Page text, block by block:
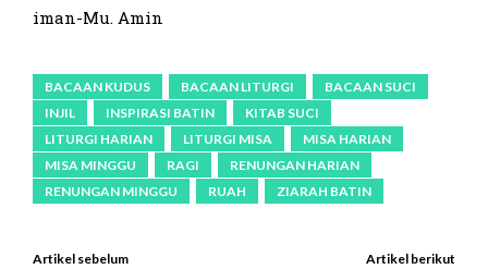
iman-Mu. Amin
BACAAN KUDUS BACAAN LITURGI
BACAAN SUCI
INJIL
INSPIRASI BATIN
KITAB SUCI
LITURGI HARIAN
LITURGI MISA
MISA HARIAN
MISA MINGGU
RAGI
RENUNGAN HARIAN
RENUNGAN MINGGU
RUAH ZIARAH BATIN
Artikel sebelum Artikel berikut